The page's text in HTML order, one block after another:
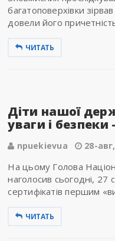
багатоповерхівки
довели його
ЧИТАТЬ
Діти нашої
уваги і
npuekievua 28-
На цьому Голова
наголосив сьогодні, 27
сертифікатів першим
ЧИТАТЬ